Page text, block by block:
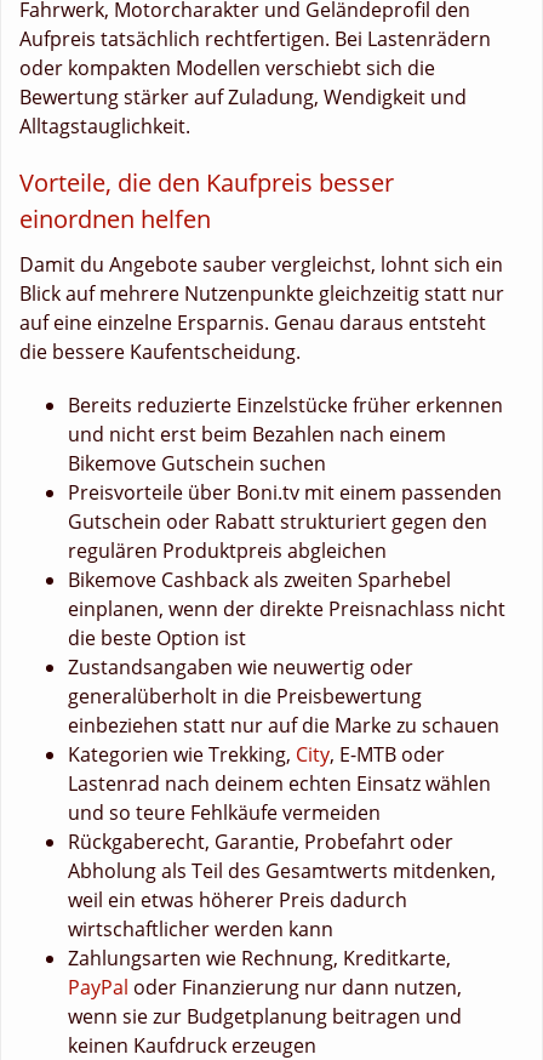
Fahrwerk, Motorcharakter und Geländeprofil den
Aufpreis tatsächlich rechtfertigen. Bei Lastenrädern
oder kompakten Modellen verschiebt sich die
Bewertung stärker auf Zuladung, Wendigkeit und
Alltagstauglichkeit.
Vorteile, die den Kaufpreis besser
einordnen helfen
Damit du Angebote sauber vergleichst, lohnt sich ein
Blick auf mehrere Nutzenpunkte gleichzeitig statt nur
auf eine einzelne Ersparnis. Genau daraus entsteht
die bessere Kaufentscheidung.
Bereits reduzierte Einzelstücke früher erkennen
und nicht erst beim Bezahlen nach einem
Bikemove Gutschein suchen
Preisvorteile über Boni.tv mit einem passenden
Gutschein oder Rabatt strukturiert gegen den
regulären Produktpreis abgleichen
Bikemove Cashback als zweiten Sparhebel
einplanen, wenn der direkte Preisnachlass nicht
die beste Option ist
Zustandsangaben wie neuwertig oder
generalüberholt in die Preisbewertung
einbeziehen statt nur auf die Marke zu schauen
Kategorien wie Trekking, City, E-MTB oder
Lastenrad nach deinem echten Einsatz wählen
und so teure Fehlkäufe vermeiden
Rückgaberecht, Garantie, Probefahrt oder
Abholung als Teil des Gesamtwerts mitdenken,
weil ein etwas höherer Preis dadurch
wirtschaftlicher werden kann
Zahlungsarten wie Rechnung, Kreditkarte,
PayPal oder Finanzierung nur dann nutzen,
wenn sie zur Budgetplanung beitragen und
keinen Kaufdruck erzeugen